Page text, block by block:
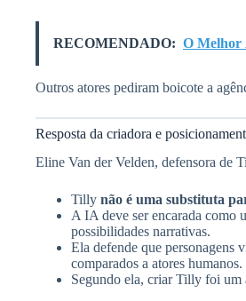
RECOMENDADO: O Melhor
Outros atores pediram boicote a
Resposta da criadora e
Eline Van der Velden, defensora de
Tilly não é uma substituta
A IA deve ser encarada como
possibilidades narrativas.
Ela defende que personagens
comparados a atores humanos.
Segundo ela, criar Tilly foi um